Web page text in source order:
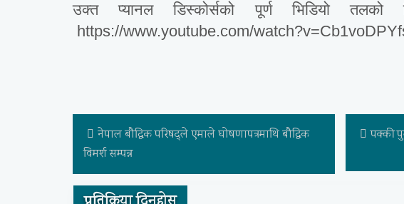
उक्त प्यानल डिस्कोर्सको पूर्ण भिडियो
https://www.youtube.com/
नेपाल बौद्धिक परिषद्ले एमाले घोषणापत्रमाथि बौद्धिक
विमर्श सम्पन्न
पक्की